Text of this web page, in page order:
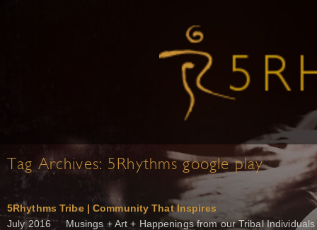
Tag Archives: 5Rhythms google play
5Rhythms Tribe | Community That Inspires
July 2016 Musings + Art + Happenings from our Tribal Individuals